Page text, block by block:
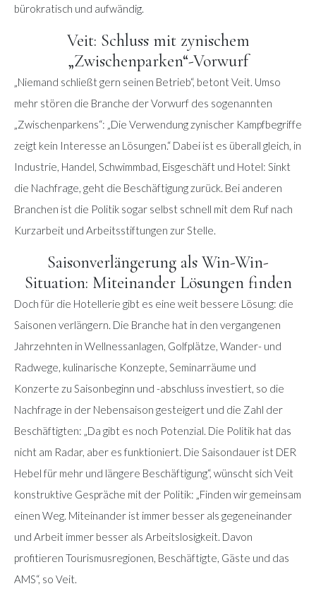
bürokratisch und aufwändig.
Veit: Schluss mit zynischem
„Zwischenparken“-Vorwurf
„Niemand schließt gern seinen Betrieb“, betont Veit. Umso
mehr stören die Branche der Vorwurf des sogenannten
„Zwischenparkens“: „Die Verwendung zynischer Kampfbegriffe
zeigt kein Interesse an Lösungen.“ Dabei ist es überall gleich, in
Industrie, Handel, Schwimmbad, Eisgeschäft und Hotel: Sinkt
die Nachfrage, geht die Beschäftigung zurück. Bei anderen
Branchen ist die Politik sogar selbst schnell mit dem Ruf nach
Kurzarbeit und Arbeitsstiftungen zur Stelle.
Saisonverlängerung als Win-Win-
Situation: Miteinander Lösungen finden
Doch für die Hotellerie gibt es eine weit bessere Lösung: die
Saisonen verlängern. Die Branche hat in den vergangenen
Jahrzehnten in Wellnessanlagen, Golfplätze, Wander- und
Radwege, kulinarische Konzepte, Seminarräume und
Konzerte zu Saisonbeginn und -abschluss investiert, so die
Nachfrage in der Nebensaison gesteigert und die Zahl der
Beschäftigten: „Da gibt es noch Potenzial. Die Politik hat das
nicht am Radar, aber es funktioniert. Die Saisondauer ist DER
Hebel für mehr und längere Beschäftigung“, wünscht sich Veit
konstruktive Gespräche mit der Politik: „Finden wir gemeinsam
einen Weg. Miteinander ist immer besser als gegeneinander
und Arbeit immer besser als Arbeitslosigkeit. Davon
profitieren Tourismusregionen, Beschäftigte, Gäste und das
AMS“, so Veit.